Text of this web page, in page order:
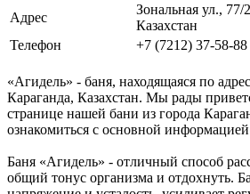
Адрес
Зональная ул., 77/
Казахстан
Телефон
+7 (7212) 37-58-88
«Агидель» - баня, находящаяся по
Караганда, Казахстан. Мы рады
странице нашей бани из города
ознакомиться с основной
Баня «Агидель» - отличный способ
общий тонус организма и отдохнуть.